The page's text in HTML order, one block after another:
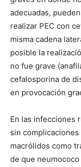
adecuadas,
realizar PEC con
misma cadena
posible la
no fue grave
cefalosporina de
en provocación
En las infecciones
sin
macrólidos como
de que